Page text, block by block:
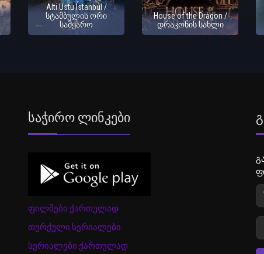
Alti Ustu Istanbul /
სტამბულის ორი
სამყარო
House of the Dragon /
დრაკონის სახლი
Საჭირო Ლინკები
ფილმები ქართულად
თურქული სერიალები
სერიალები ქართულად